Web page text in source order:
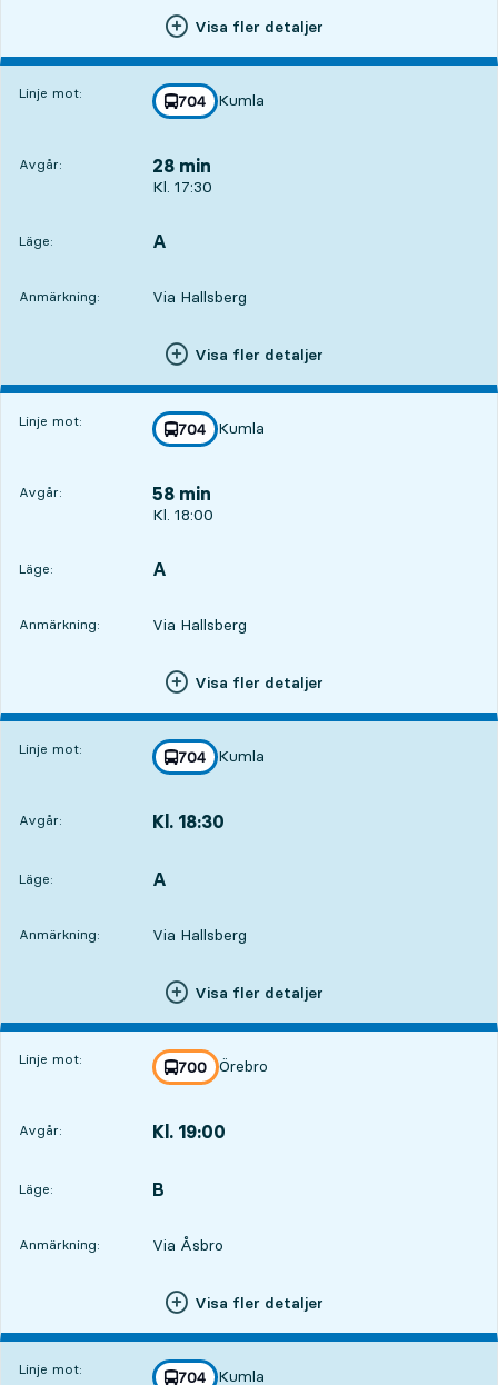
Visa fler detaljer
Linje mot: linje
704
mot
Kumla
,
Avgår: 28 min
Avgår, Kl. 17:30, om 28 min
Kl. 17:30
Läge:
LÄGE, A
,
Anmärkning: Via Hallsberg
Visa fler detaljer
Linje mot: linje
704
mot
Kumla
,
Avgår: 58 min
Avgår, Kl. 18:00, om 58 min
Kl. 18:00
Läge:
LÄGE, A
,
Anmärkning: Via Hallsberg
Visa fler detaljer
Linje mot: linje
704
mot
Kumla
,
Avgår: Kl. 18:30
Läge:
LÄGE, A
,
Anmärkning: Via Hallsberg
Visa fler detaljer
Linje mot: linje
700
mot
Örebro
,
Avgår: Kl. 19:00
Läge:
LÄGE, B
,
Anmärkning: Via Åsbro
Visa fler detaljer
Linje mot: linje
704 Kumla